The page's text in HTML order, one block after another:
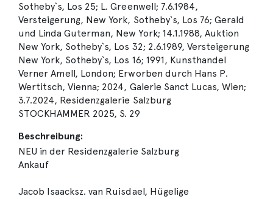
Sotheby`s, Los 25; L. Greenwell; 7.6.1984,
Versteigerung, New York, Sotheby`s, Los 76; Gerald
und Linda Guterman, New York; 14.1.1988, Auktion
New York, Sotheby`s, Los 32; 2.6.1989, Versteigerung
New York, Sotheby`s, Los 16; 1991, Kunsthandel
Verner Amell, London; Erworben durch Hans P.
Wertitsch, Vienna; 2024, Galerie Sanct Lucas, Wien;
3.7.2024, Residenzgalerie Salzburg
STOCKHAMMER 2025, S. 29
Beschreibung:
NEU in der Residenzgalerie Salzburg
Ankauf
Jacob Isaacksz. van Ruisdael, Hügelige